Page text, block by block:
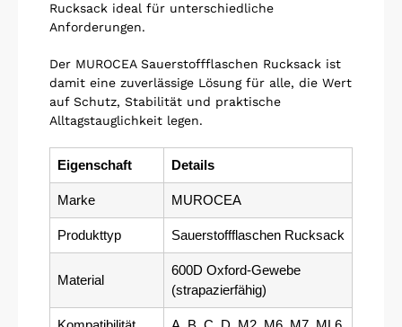
Rucksack ideal für unterschiedliche
Anforderungen.
Der MUROCEA Sauerstoffflaschen Rucksack ist
damit eine zuverlässige Lösung für alle, die Wert
auf Schutz, Stabilität und praktische
Alltagstauglichkeit legen.
Eigenschaft Details
Marke MUROCEA
Produkttyp Sauerstoffflaschen Rucksack
Material
600D Oxford-Gewebe
(strapazierfähig)